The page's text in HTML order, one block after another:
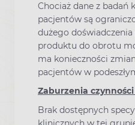
Chociaż dane z
pacjentów są
dużego
produktu do obrotu
ma konieczności
pacjentów w
Zaburzenia
Brak dostępnych